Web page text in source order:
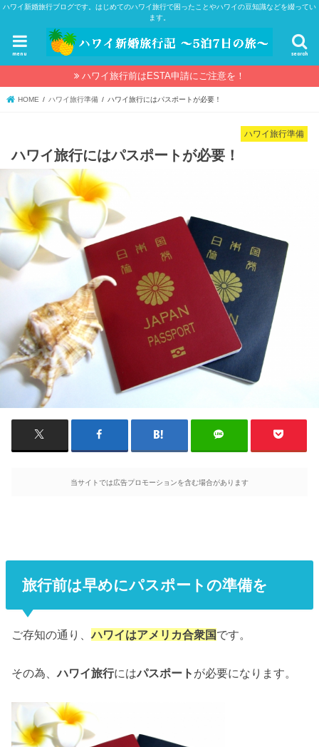
ハワイ新婚旅行ブログです。はじめてのハワイ旅行で困ったことやハワイの豆知識などを綴ってい
ます。
search
menu
ハワイ旅行前はESTA申請にご注意を！
HOME ハワイ旅行準備 ハワイ旅行にはパスポートが必要！
ハワイ旅行準備
ハワイ旅行にはパスポートが必要！
当サイトでは広告プロモーションを含む場合があります
旅行前は早めにパスポートの準備を
ご存知の通り、ハワイはアメリカ合衆国です。
その為、ハワイ旅行にはパスポート が必要になります。